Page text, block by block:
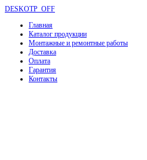
DESKOTP_OFF
Главная
Каталог продукции
Монтажные и ремонтные работы
Доставка
Оплата
Гарантия
Контакты